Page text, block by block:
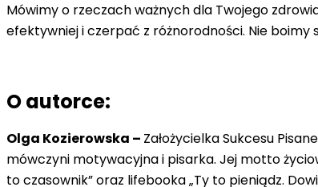
Mówimy o rzeczach ważnych dla Twojego
efektywniej i czerpać z różnorodności. Nie
O autorce:
Olga Kozierowska – Założycielka Sukcesu
mówczyni motywacyjna i pisarka. Jej motto
to czasownik” oraz lifebooka „Ty to pieniądz.